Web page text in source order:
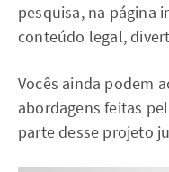
pesquisa, na página
conteúdo legal,
Vocês ainda podem
abordagens feitas
parte desse projeto